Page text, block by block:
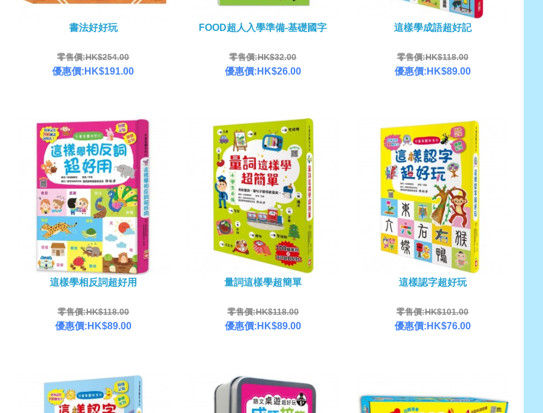
書法好好玩
零售價:HK$254.00
優惠價:HK$191.00
FOOD超人入學準備-基礎國字
零售價:HK$32.00
優惠價:HK$26.00
這樣學成語超好記
零售價:HK$118.00
優惠價:HK$89.00
這樣學相反詞超好用
零售價:HK$118.00
優惠價:HK$89.00
量詞這樣學超簡單
零售價:HK$118.00
優惠價:HK$89.00
這樣認字超好玩
零售價:HK$101.00
優惠價:HK$76.00